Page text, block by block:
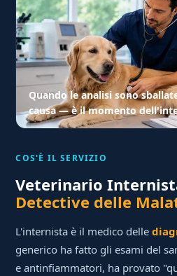
Quando le analisi sono
causa — è il momento
COS'È IL SERVIZIO
Veterinario
Detective delle
L'internista è il medico delle
generico ha fatto gli esami del
e antinfiammatori, ha provato